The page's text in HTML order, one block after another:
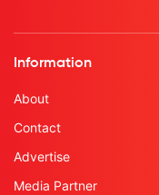
Information
About
Contact
Advertise
Media Partner